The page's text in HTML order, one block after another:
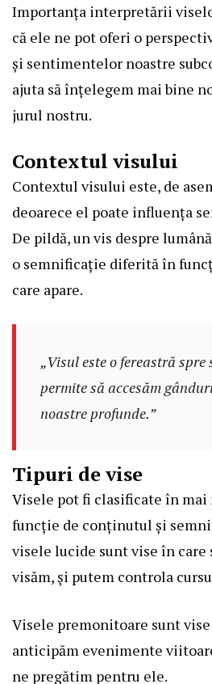
Importanța interpretării
că ele ne pot oferi o
și sentimentelor noastre
ajuta să înțelegem mai bine
jurul nostru.
Contextul visului
Contextul visului este, de
deoarece el poate influența
De pildă, un vis despre
o semnificație diferită în
care apare.
„Visul este o fereastră spre
permite să accesăm
noastre profunde.”
Tipuri de vise
Visele pot fi clasificate în
funcție de conținutul și
visele lucide sunt vise în
visăm, și putem controla
Visele premonitoare sunt
anticipăm evenimente
ne pregătim pentru ele.